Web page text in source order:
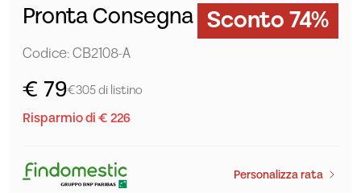
Pronta Consegna Sconto 74%
Codice: CB2108-A
€ 79€305 di listino
Risparmio di € 226
Personalizza rata